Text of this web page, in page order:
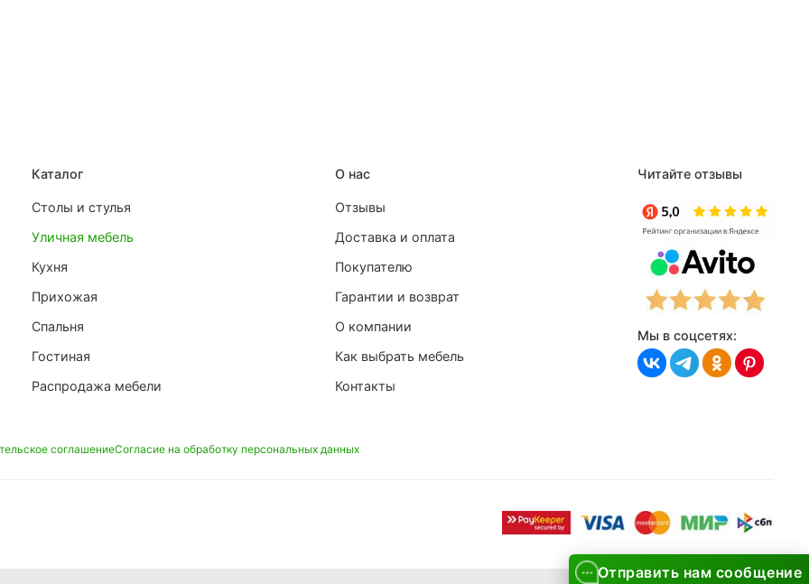
Каталог
Столы и стулья
Уличная мебель
Кухня
Прихожая
Спальня
Гостиная
Распродажа мебели
О нас
Отзывы
Доставка и оплата
Покупателю
Гарантии и возврат
О компании
Как выбрать мебель
Контакты
Читайте отзывы
Мы в соцсетях:
соглашениеСогласие на обработку персональных данных
Отправить нам сообщение